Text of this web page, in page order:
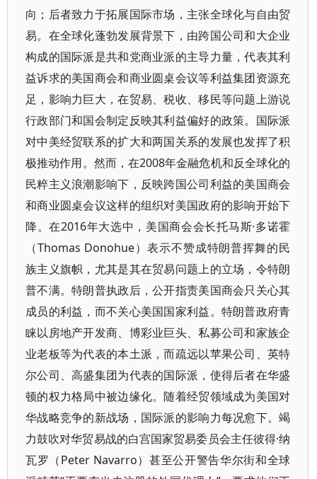
向；后者致力于拓展国际市场，主张全球化与自由贸
易。在全球化蓬勃发展背景下，由跨国公司和大企业
构成的国际派是共和党商业派的主导力量，代表其利
益诉求的美国商会和商业圆桌会议等利益集团资源充
足，影响力巨大，在贸易、税收、移民等问题上游说
行政部门和国会制定反映其利益偏好的政策。国际派
对中美经贸联系的扩大和两国关系的发展也发挥了积
极推动作用。然而，在2008年金融危机和反全球化的
民粹主义浪潮影响下，反映跨国公司利益的美国商会
和商业圆桌会议这样的组织对美国政府的影响开始下
降。在2016年大选中，美国商会会长托马斯·多诺霍
（Thomas Donohue）表示不赞成特朗普挥舞的民
族主义旗帜，尤其是其在贸易问题上的立场，令特朗
普不满。特朗普执政后，公开指责美国商会只关心其
成员的利益，而不关心美国国家利益。特朗普政府青
睐以房地产开发商、博彩业巨头、私募公司和家族企
业老板等为代表的本土派，而疏远以苹果公司、英特
尔公司、高盛集团为代表的国际派，使得后者在华盛
顿的权力格局中被边缘化。随着经贸领域成为美国对
华战略竞争的新战场，国际派的影响力每况愈下。竭
力鼓吹对华贸易战的白宫国家贸易委员会主任彼得·纳
瓦罗（Peter Navarro）甚至公开警告华尔街和全球